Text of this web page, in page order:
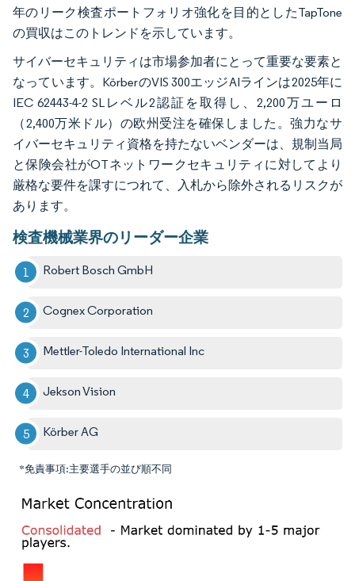
年のリーク検査ポートフォリオ強化を目的としたTapTone
の買収はこのトレンドを示しています。
サイバーセキュリティは市場参加者にとって重要な要素と
なっています。KörberのVIS 300エッジAIラインは2025年に
IEC 62443-4-2 SLレベル2認証を取得し、2,200万ユーロ
（2,400万米ドル）の欧州受注を確保しました。強力なサ
イバーセキュリティ資格を持たないベンダーは、規制当局
と保険会社がOTネットワークセキュリティに対してより
厳格な要件を課すにつれて、入札から除外されるリスクが
あります。
検査機械業界のリーダー企業
Robert Bosch GmbH
Cognex Corporation
Mettler-Toledo International Inc
Jekson Vision
Körber AG
*免責事項:主要選手の並び順不同